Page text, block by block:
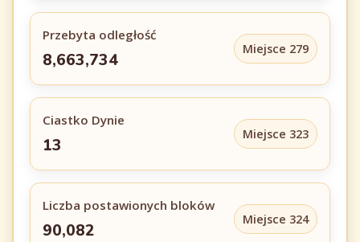
Przebyta odległość
8,663,734
Miejsce 279
Ciastko Dynie
13
Miejsce 323
Liczba postawionych bloków
90,082
Miejsce 324